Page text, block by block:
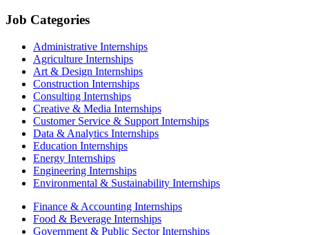
Job Categories
Administrative Internships
Agriculture Internships
Art & Design Internships
Construction Internships
Consulting Internships
Creative & Media Internships
Customer Service & Support Internships
Data & Analytics Internships
Education Internships
Energy Internships
Engineering Internships
Environmental & Sustainability Internships
Finance & Accounting Internships
Food & Beverage Internships
Government & Public Sector Internships